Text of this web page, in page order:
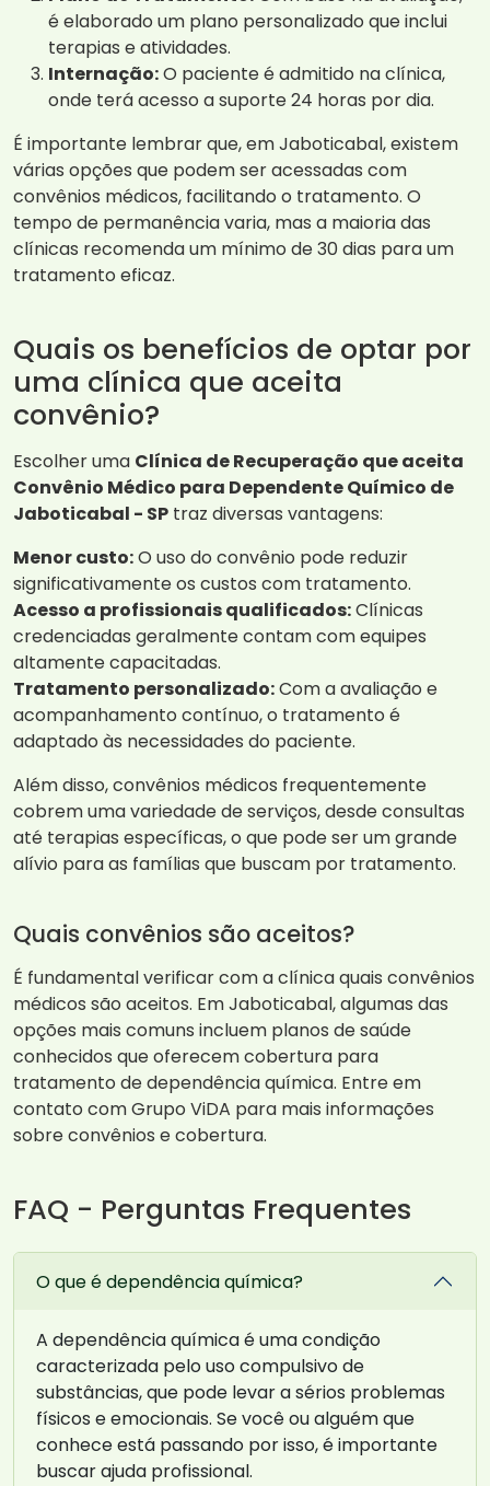
é elaborado um plano personalizado que inclui
terapias e atividades.
Internação:O paciente é admitido na clínica,
onde terá acesso a suporte 24 horas por dia.
É importante lembrar que, em Jaboticabal, existem
várias opções que podem ser acessadas com
convênios médicos, facilitando o tratamento. O
tempo de permanência varia, mas a maioria das
clínicas recomenda um mínimo de 30 dias para um
tratamento eficaz.
Quais os benefícios de optar por
uma clínica que aceita
convênio?
Escolher uma Clínica de Recuperação que aceita
Convênio Médico para Dependente Químico de
Jaboticabal - SP traz diversas vantagens:
Menor custo:O uso do convênio pode reduzir
significativamente os custos com tratamento.
Acesso a profissionais qualificados:Clínicas
credenciadas geralmente contam com equipes
altamente capacitadas.
Tratamento personalizado:Com a avaliação e
acompanhamento contínuo, o tratamento é
adaptado às necessidades do paciente.
Além disso, convênios médicos frequentemente
cobrem uma variedade de serviços, desde consultas
até terapias específicas, o que pode ser um grande
alívio para as famílias que buscam por tratamento.
Quais convênios são aceitos?
É fundamental verificar com a clínica quais convênios
médicos são aceitos. Em Jaboticabal, algumas das
opções mais comuns incluem planos de saúde
conhecidos que oferecem cobertura para
tratamento de dependência química. Entre em
contato com Grupo ViDA para mais informações
sobre convênios e cobertura.
FAQ - Perguntas Frequentes
O que é dependência química?
A dependência química é uma condição
caracterizada pelo uso compulsivo de
substâncias, que pode levar a sérios problemas
físicos e emocionais. Se você ou alguém que
conhece está passando por isso, é importante
buscar ajuda profissional.